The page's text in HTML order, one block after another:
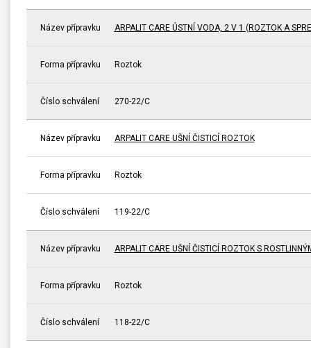
Název přípravku ARPALIT CARE ÚSTNÍ VODA, 2 V 1 (ROZTOK A
Forma přípravku Roztok
Číslo schválení 270-22/C
Název přípravku ARPALIT CARE UŠNÍ ČISTICÍ ROZTOK
Forma přípravku Roztok
Číslo schválení 119-22/C
Název přípravku ARPALIT CARE UŠNÍ ČISTICÍ ROZTOK S
Forma přípravku Roztok
Číslo schválení 118-22/C